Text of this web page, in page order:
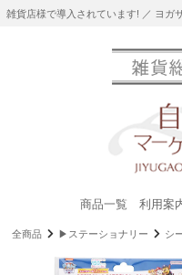
雑貨店様で導入されています! ／ ヨガ
商品一覧 利用案
全商品 ▶ステーショナリー シ